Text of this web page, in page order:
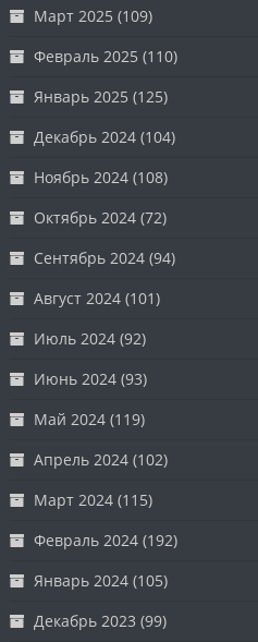
Март 2025 (109)
Февраль 2025 (110)
Январь 2025 (125)
Декабрь 2024 (104)
Ноябрь 2024 (108)
Октябрь 2024 (72)
Сентябрь 2024 (94)
Август 2024 (101)
Июль 2024 (92)
Июнь 2024 (93)
Май 2024 (119)
Апрель 2024 (102)
Март 2024 (115)
Февраль 2024 (192)
Январь 2024 (105)
Декабрь 2023 (99)